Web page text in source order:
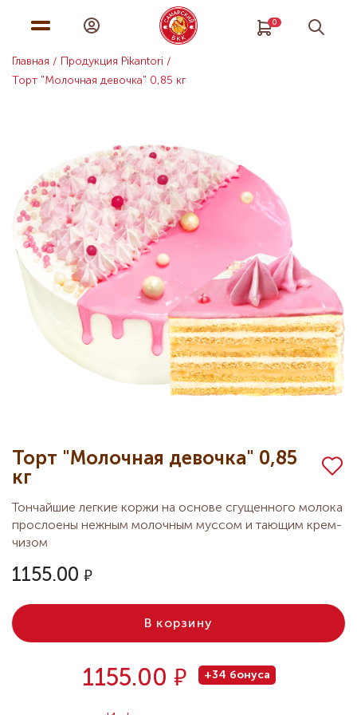
0
Главная
Продукция Pikantori
Торт "Молочная девочка" 0,85 кг
Торт "Молочная девочка" 0,85
кг
Тончайшие легкие коржи на основе сгущенного молока
прослоены нежным молочным муссом и тающим крем-
чизом
1155.00
1155.00 Р +34 бонуса
В корзину